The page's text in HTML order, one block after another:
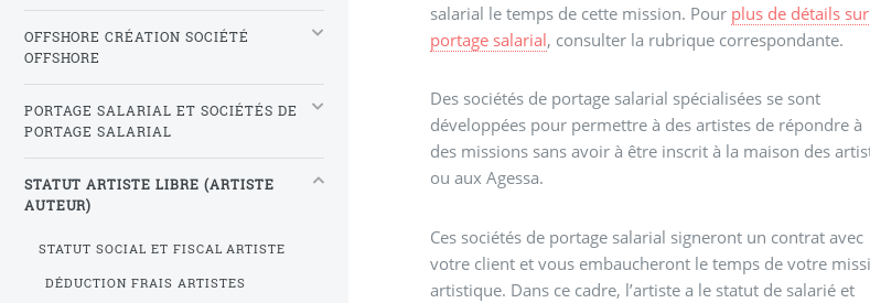
salarial le temps de cette mission. Pour plus de détails
portage salarial, consulter la rubrique correspondante.
Des sociétés de portage salarial spécialisées se sont
développées pour permettre à des artistes de répondre à
des missions sans avoir à être inscrit à la maison des
ou aux Agessa.
Ces sociétés de portage salarial signeront un contrat avec
votre client et vous embaucheront le temps de votre
artistique. Dans ce cadre, l’artiste a le statut de salarié et
OFFSHORE CRÉATION SOCIÉTÉ
OFFSHORE
PORTAGE SALARIAL ET SOCIÉTÉS DE
PORTAGE SALARIAL
STATUT ARTISTE LIBRE (ARTISTE
AUTEUR)
STATUT SOCIAL ET FISCAL ARTISTE
DÉDUCTION FRAIS ARTISTES